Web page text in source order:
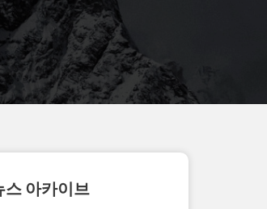
스 아카이브